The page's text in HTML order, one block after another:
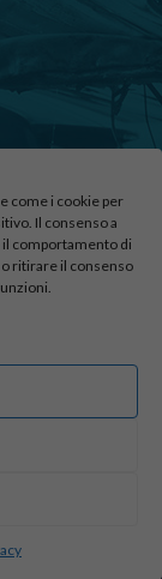
come i cookie per
Il consenso a
comportamento di
ritirare il consenso